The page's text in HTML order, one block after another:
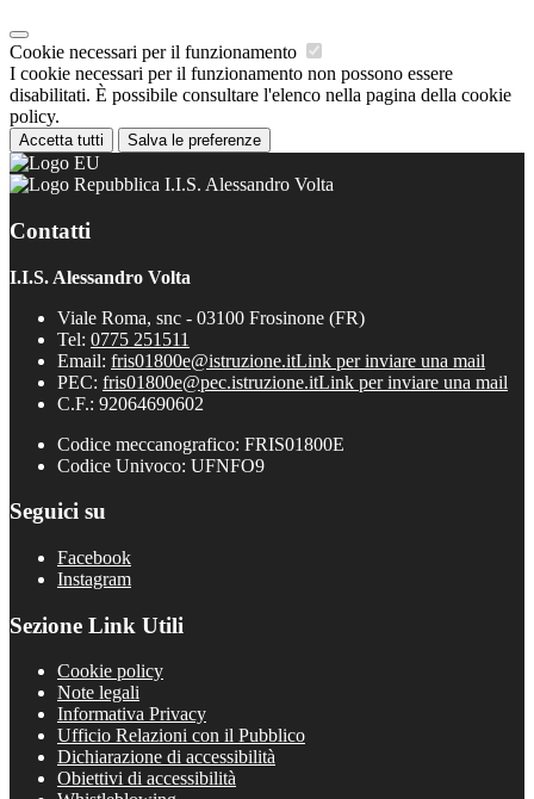
Cookie necessari per il funzionamento
I cookie necessari per il funzionamento non possono essere
disabilitati. È possibile consultare l'elenco nella pagina della cookie
policy.
Accetta tutti Salva le preferenze
I.I.S. Alessandro Volta
Contatti
I.I.S. Alessandro Volta
Viale Roma, snc - 03100 Frosinone (FR)
Tel: 0775 251511
Email: fris01800e@istruzione.itLink per inviare una mail
PEC: fris01800e@pec.istruzione.itLink per inviare una mail
C.F.: 92064690602
Codice meccanografico: FRIS01800E
Codice Univoco: UFNFO9
Seguici su
Facebook
Instagram
Sezione Link Utili
Cookie policy
Note legali
Informativa Privacy
Ufficio Relazioni con il Pubblico
Dichiarazione di accessibilità
Obiettivi di accessibilità